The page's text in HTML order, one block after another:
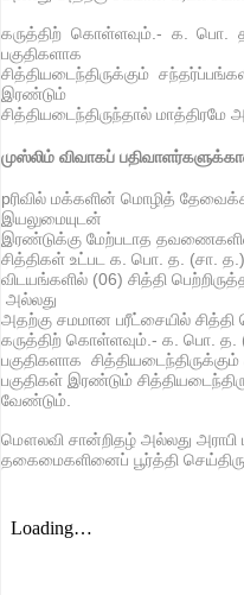
கருத்திற் கொள்ளவும்.- க. பொ.
பகுதிகளாக
சித்தியடைந்திருக்கும்
இரண்டும்
சித்தியடைந்திருந்தால்
முஸ்லிம் விவாகப்
pரிவில் மக்களின் மொழித்
இயலுமையுடன்
இரண்டுக்கு மேற்படாத தவணைகளில்
சித்திகள் உட்பட க. பொ. த. (சா.
விடயங்களில் (06) சித்தி
அல்லது
அதற்கு சமமான பரீட்சையில் சித்தி
கருத்திற் கொள்ளவும்.- க. பொ. த.
பகுதிகளாக
பகுதிகள் இரண்டும்
வேண்டும்.
மௌலவி சான்றிதழ் அல்லது அராபி
தகைமைகளினைப் பூர்த்தி